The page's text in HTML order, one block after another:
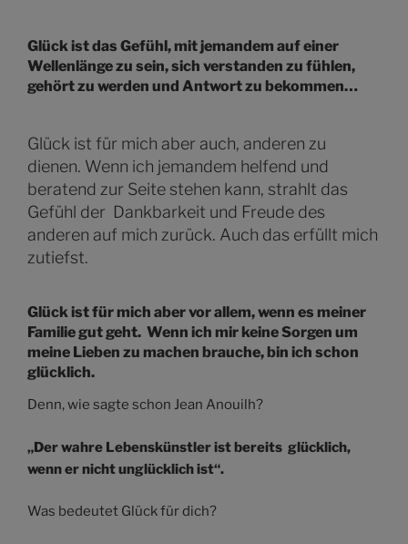
Glück ist das Gefühl, mit jemandem auf einer
Wellenlänge zu sein, sich verstanden zu fühlen,
gehört zu werden und Antwort zu bekommen…
Glück ist für mich aber auch, anderen zu
dienen. Wenn ich jemandem helfend und
beratend zur Seite stehen kann, strahlt das
Gefühl der Dankbarkeit und Freude des
anderen auf mich zurück. Auch das erfüllt mich
zutiefst.
Glück ist für mich aber vor allem, wenn es meiner
Familie gut geht. Wenn ich mir keine Sorgen um
meine Lieben zu machen brauche, bin ich schon
glücklich.
Denn, wie sagte schon Jean Anouilh?
„Der wahre Lebenskünstler ist bereits glücklich,
wenn er nicht unglücklich ist“.
Was bedeutet Glück für dich?